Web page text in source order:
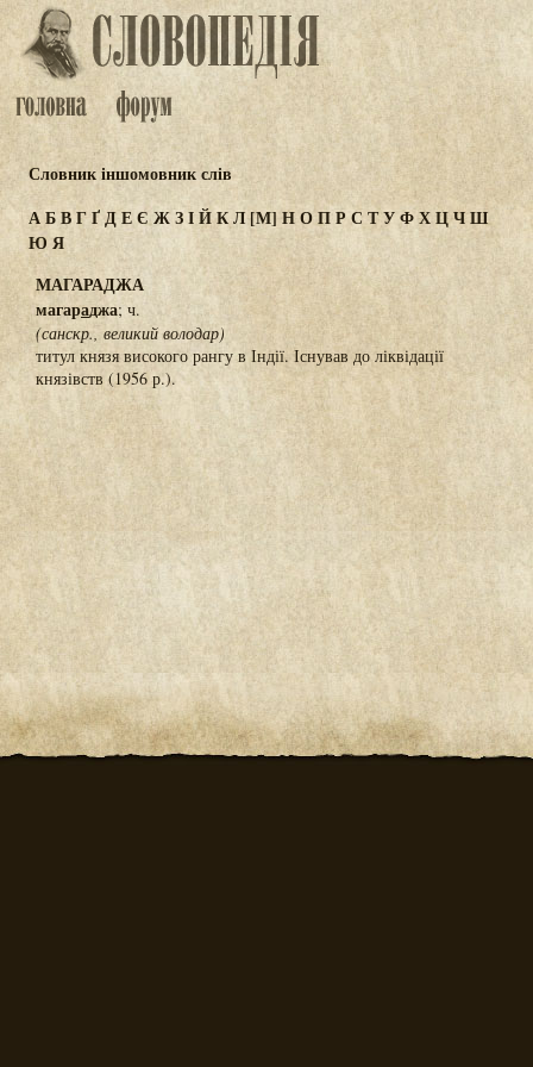
Словник іншомовник слів
АБВГҐДЕЄ ЖЗІЙКЛ[М] НОПР С ТУФХЦЧШ
Ю Я
МАГАРАДЖА
магараджа; ч.
(санскр., великий володар)
титул князя високого рангу в Індії. Існував до ліквідації
князівств (1956 р.).